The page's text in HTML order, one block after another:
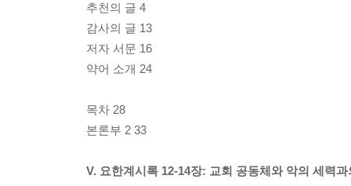
추천의 글 4
감사의 글 13
저자 서문 16
약어 소개 24
목차 28
본론부 2 33
V. 요한계시록 12-14장: 교회 공동체와 악의 세력